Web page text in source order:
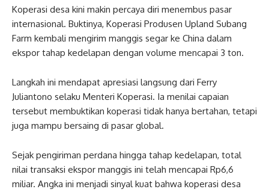
Koperasi desa kini makin percaya diri menembus pasar
internasional. Buktinya, Koperasi Produsen Upland Subang
Farm kembali mengirim manggis segar ke China dalam
ekspor tahap kedelapan dengan volume mencapai 3 ton.
Langkah ini mendapat apresiasi langsung dari Ferry
Juliantono selaku Menteri Koperasi. Ia menilai capaian
tersebut membuktikan koperasi tidak hanya bertahan, tetapi
juga mampu bersaing di pasar global.
Sejak pengiriman perdana hingga tahap kedelapan, total
nilai transaksi ekspor manggis ini telah mencapai Rp6,6
miliar. Angka ini menjadi sinyal kuat bahwa koperasi desa